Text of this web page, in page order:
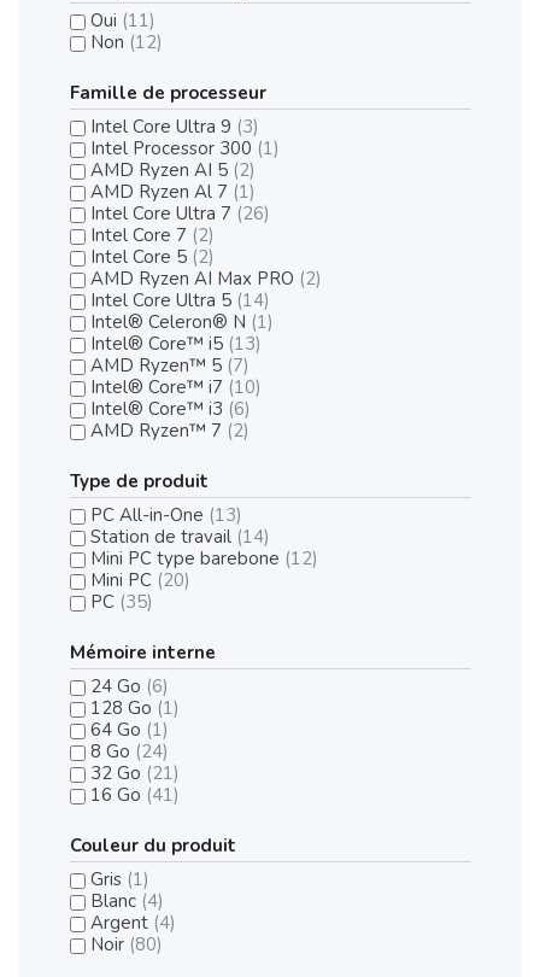
Oui (11)
Non (12)
Famille de processeur
Intel Core Ultra 9 (3)
Intel Processor 300 (1)
AMD Ryzen AI 5 (2)
AMD Ryzen Al 7 (1)
Intel Core Ultra 7 (26)
Intel Core 7 (2)
Intel Core 5 (2)
AMD Ryzen AI Max PRO (2)
Intel Core Ultra 5 (14)
Intel® Celeron® N (1)
Intel® Core™ i5 (13)
AMD Ryzen™ 5 (7)
Intel® Core™ i7 (10)
Intel® Core™ i3 (6)
AMD Ryzen™ 7 (2)
Type de produit
PC All-in-One (13)
Station de travail (14)
Mini PC type barebone (12)
Mini PC (20)
PC (35)
Mémoire interne
24 Go (6)
128 Go (1)
64 Go (1)
8 Go (24)
32 Go (21)
16 Go (41)
Couleur du produit
Gris (1)
Blanc (4)
Argent (4)
Noir (80)